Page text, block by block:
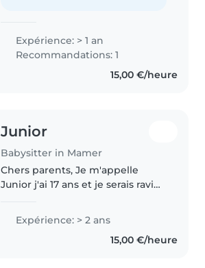
Expérience: > 1 an
Recommandations: 1
15,00 €/heure
Junior
Babysitter in Mamer
Chers parents, Je m'appelle
Junior j'ai 17 ans et je serais ravi
enfants. Sportif de haut niveau
et passionné de football, je suis
dynamique, discipliné..
Expérience: > 2 ans
15,00 €/heure